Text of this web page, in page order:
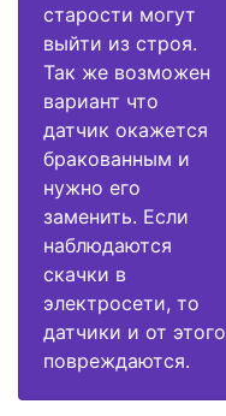
старости могут
выйти из строя.
Так же возможен
вариант что
датчик окажется
бракованным и
нужно его
заменить. Если
наблюдаются
скачки в
электросети, то
датчики и от этого
повреждаются.